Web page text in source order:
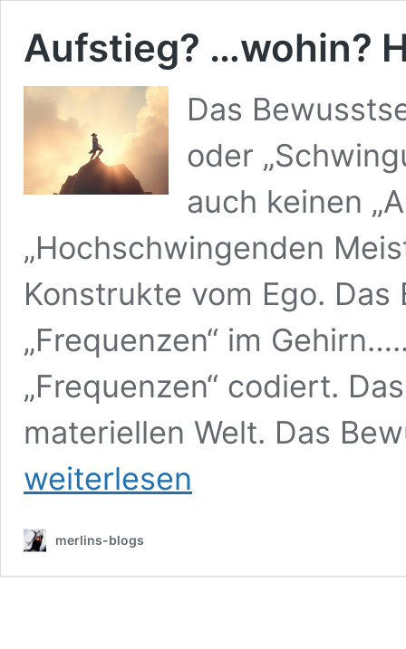
Aufstieg? …wohin?
Das
oder
auch keinen
„Hochschwingenden
Konstrukte vom Ego.
„Frequenzen“ im
„Frequenzen“ codiert.
materiellen Welt. Das
weiterlesen
merlins-blogs